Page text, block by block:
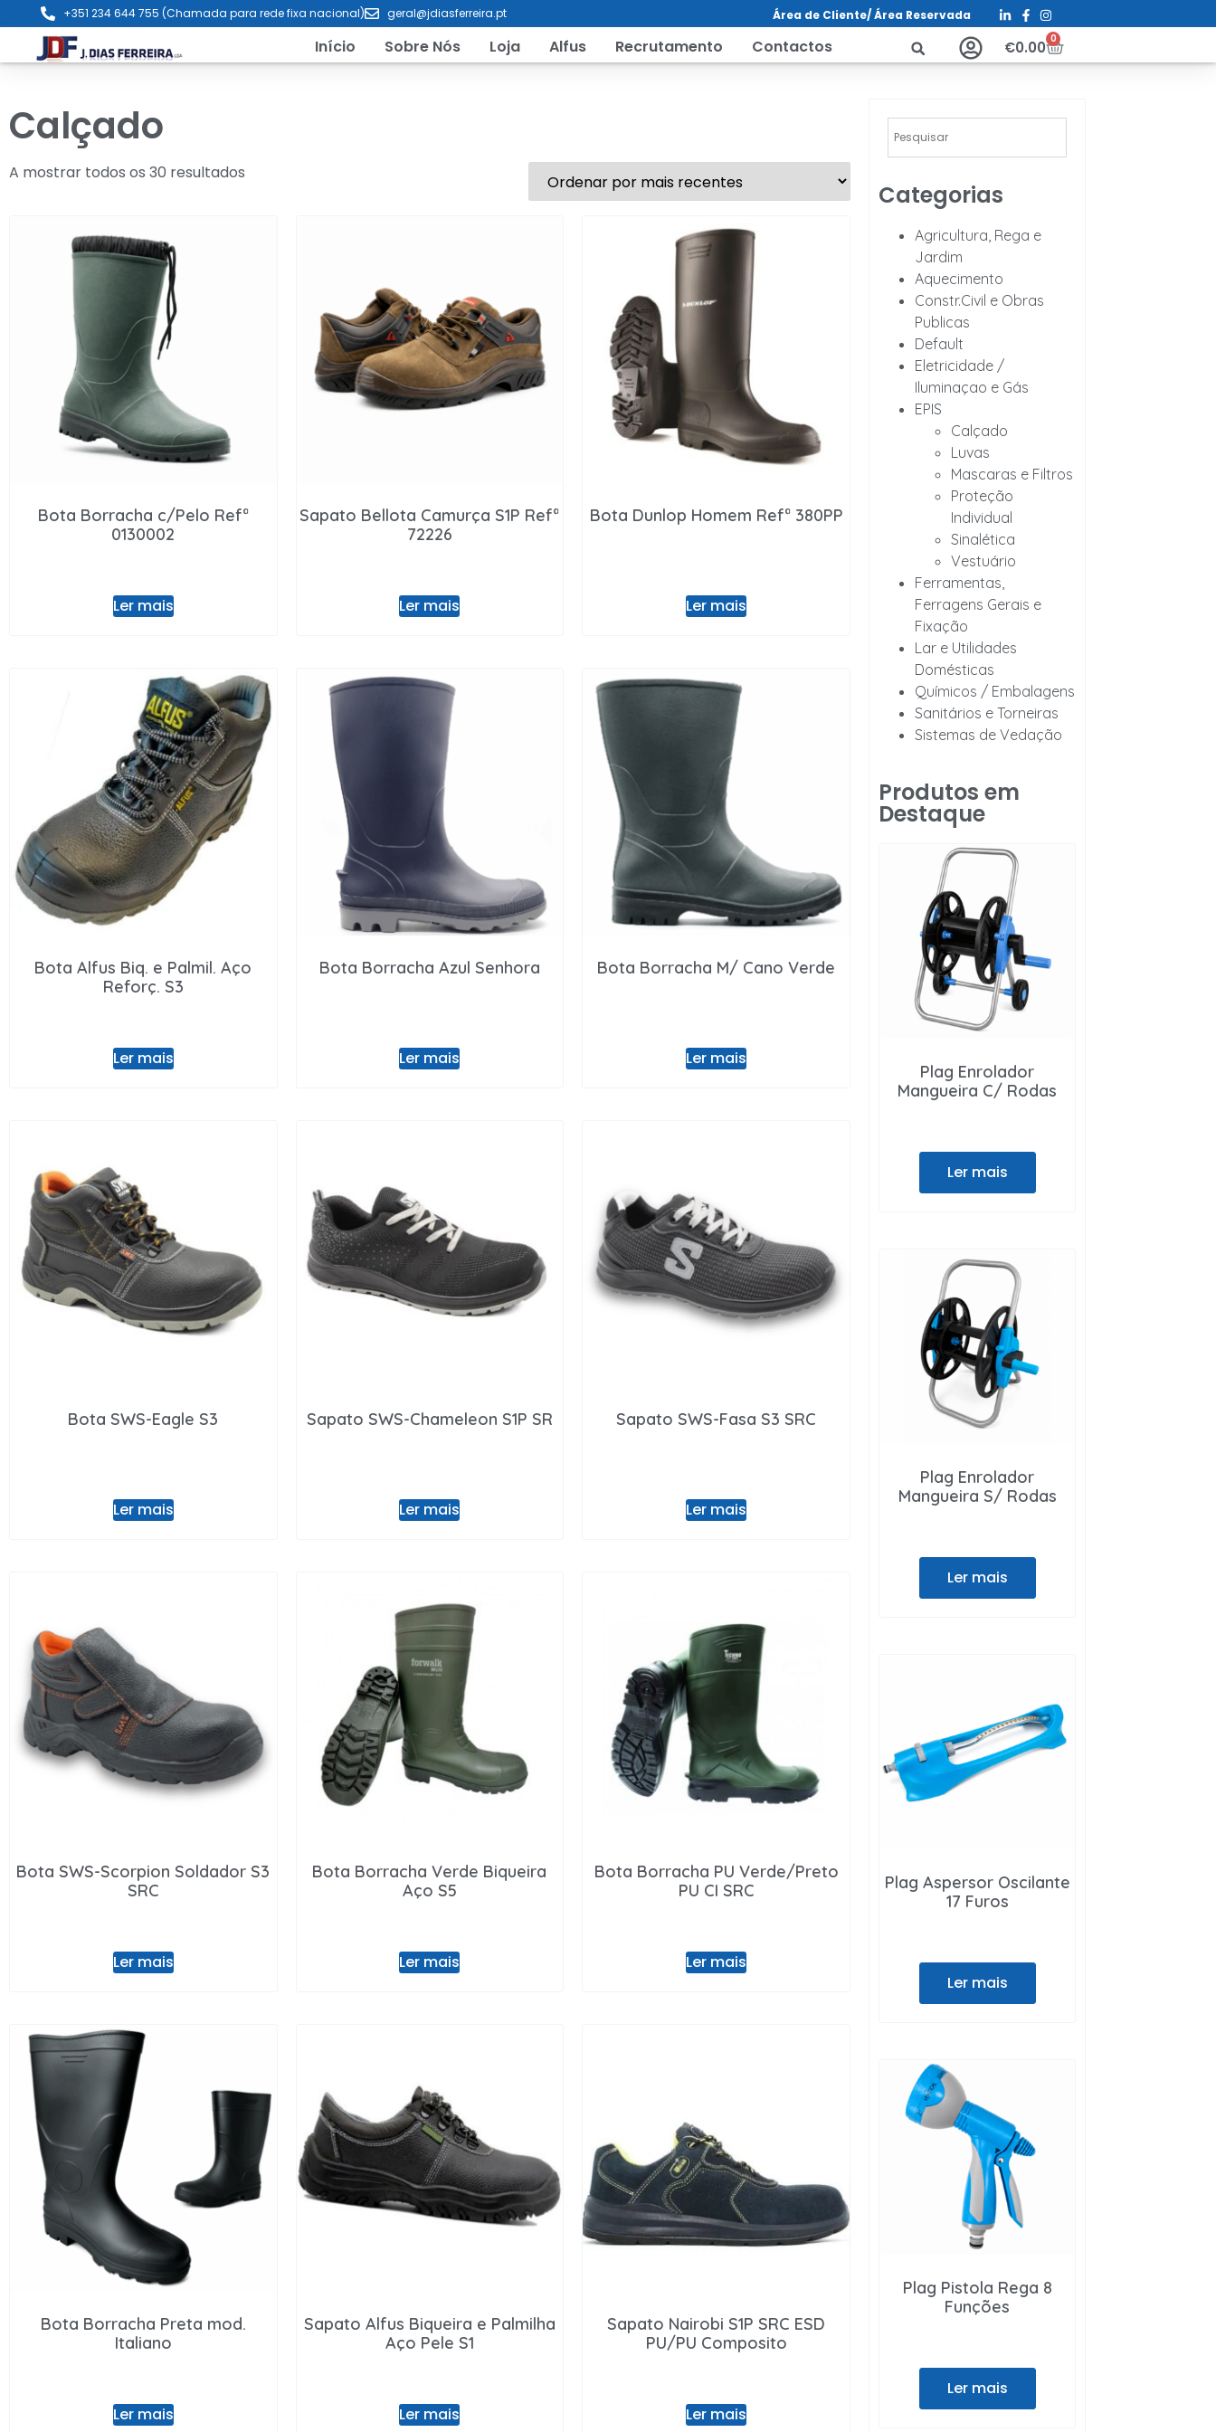
+351 234 644 755 (Chamada para rede fixa nacional) geral@jdiasferreira.pt Área de Cliente/ Área Reservada
Início Sobre Nós Loja Alfus Recrutamento Contactos €0.00 0
Calçado
A mostrar todos os 30 resultados
Bota Borracha c/Pelo Refª
0130002
Ler mais
Sapato Bellota Camurça S1P Refª
72226
Ler mais
Bota Dunlop Homem Refª 380PP
Ler mais
Bota Alfus Biq. e Palmil. Aço
Reforç. S3
Ler mais
Bota Borracha Azul Senhora
Ler mais
Bota Borracha M/ Cano Verde
Ler mais
Bota SWS-Eagle S3
Ler mais
Sapato SWS-Chameleon S1P SR
Ler mais
Sapato SWS-Fasa S3 SRC
Ler mais
Bota SWS-Scorpion Soldador S3
SRC
Ler mais
Bota Borracha Verde Biqueira
Aço S5
Ler mais
Bota Borracha PU Verde/Preto
PU CI SRC
Ler mais
Bota Borracha Preta mod.
Italiano
Ler mais
Sapato Alfus Biqueira e Palmilha
Aço Pele S1
Ler mais
Sapato Nairobi S1P SRC ESD
PU/PU Composito
Ler mais
Categorias
Agricultura, Rega e
Jardim
Aquecimento
Constr.Civil e Obras
Publicas
Default
Eletricidade /
Iluminaçao e Gás
EPIS
Calçado
Luvas
Mascaras e Filtros
Proteção
Individual
Sinalética
Vestuário
Ferramentas,
Ferragens Gerais e
Fixação
Lar e Utilidades
Domésticas
Químicos / Embalagens
Sanitários e Torneiras
Sistemas de Vedação
Produtos em
Destaque
Plag Enrolador
Mangueira C/ Rodas
Ler mais
Plag Enrolador
Mangueira S/ Rodas
Ler mais
Plag Aspersor Oscilante
17 Furos
Ler mais
Plag Pistola Rega 8
Funções
Ler mais